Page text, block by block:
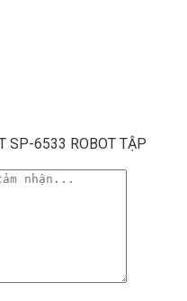
SP-6533 ROBOT TẬP